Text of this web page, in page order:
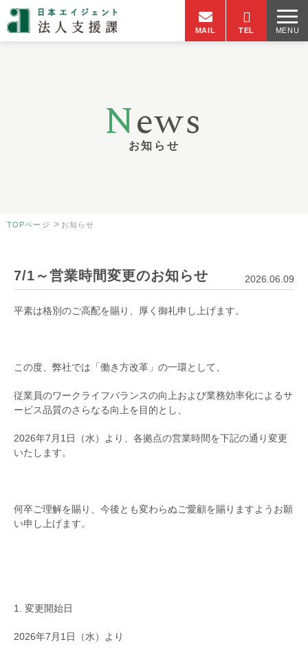
MAIL TEL MENU
News
お知らせ
TOPページ > お知らせ
7/1～営業時間変更のお知らせ 2026.06.09
平素は格別のご高配を賜り、厚く御礼申し上げます。
この度、弊社では「働き方改革」の一環として、
従業員のワークライフバランスの向上および業務効率化によるサ
ービス品質のさらなる向上を目的とし、
2026年7月1日（水）より、各拠点の営業時間を下記の通り変更
いたします。
何卒ご理解を賜り、今後とも変わらぬご愛顧を賜りますようお願
い申し上げます。
1. 変更開始日
2026年7月1日（水）より